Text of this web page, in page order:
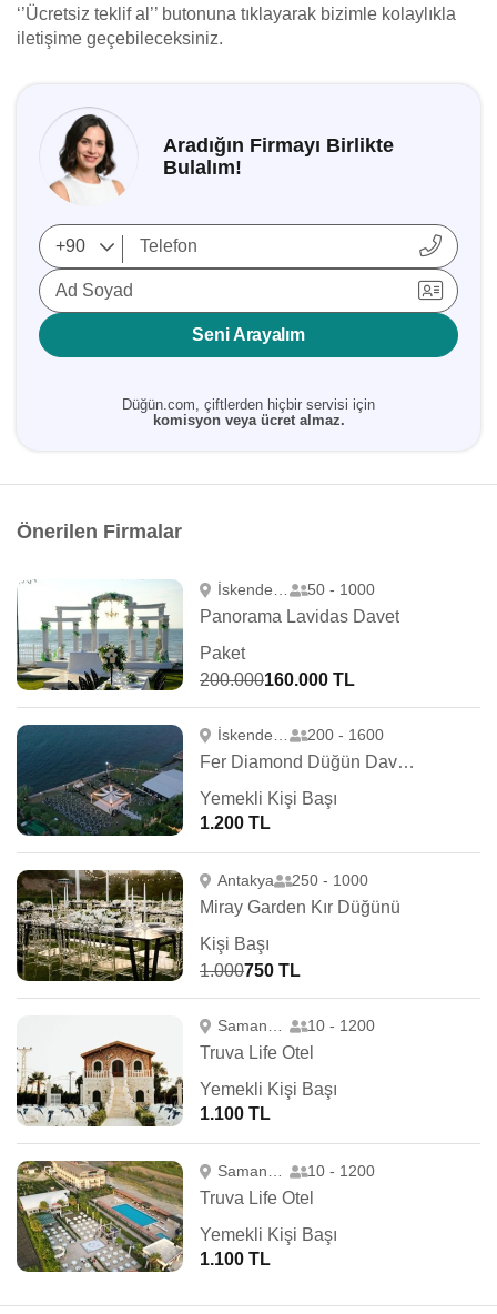
‘’Ücretsiz teklif al’’ butonuna tıklayarak bizimle kolaylıkla
iletişime geçebileceksiniz.
Aradığın Firmayı Birlikte
Bulalım!
Ad Soyad
Seni Arayalım
Düğün.com, çiftlerden hiçbir servisi için
komisyon veya ücret almaz.
Önerilen Firmalar
50 - 1000
Panorama Lavidas Davet
Paket
200.000160.000 TL
200 - 1600
Fer Diamond Düğün Davet Organizasyon
Yemekli Kişi Başı
1.200 TL
Antakya 250 - 1000
Miray Garden Kır Düğünü
Kişi Başı
1.000750 TL
10 - 1200
Truva Life Otel
Yemekli Kişi Başı
1.100 TL
10 - 1200
Truva Life Otel
Yemekli Kişi Başı
1.100 TL